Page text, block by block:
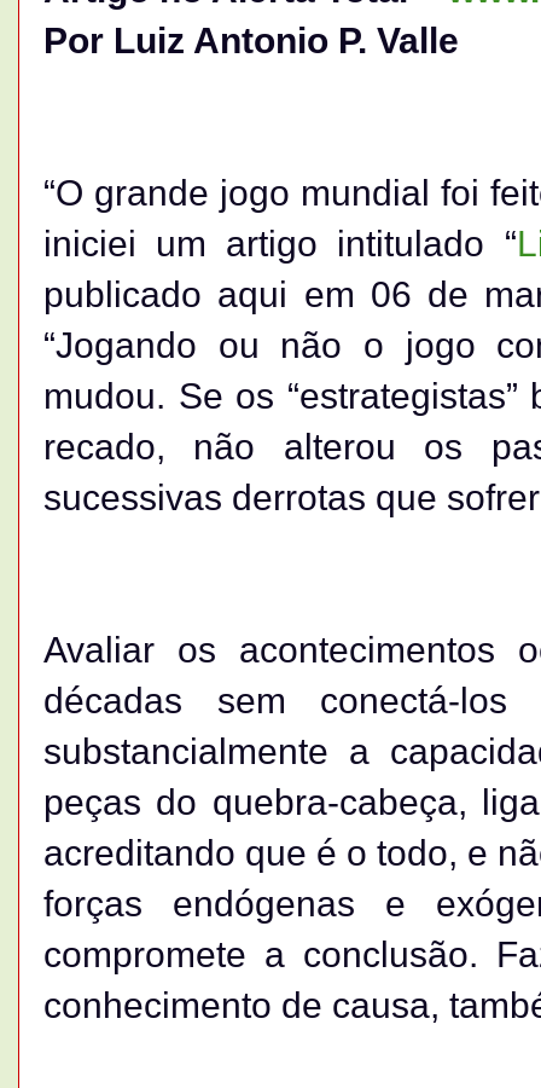
Por Luiz Antonio P. Valle
“O grande jogo mundial foi
iniciei um artigo intitulado “
publicado aqui em 06 de
“Jogando ou não o jogo
mudou. Se os
recado, não alterou os
sucessivas derrotas que
Avaliar os acontecimentos
décadas sem conectá-
substancialmente a
peças do quebra-cabeça,
acreditando que é o todo, e
forças endógenas e
compromete a conclusão.
conhecimento de causa,